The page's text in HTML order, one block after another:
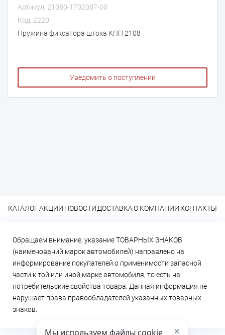
Артикул: 21080-1702087-00
Код: 2220
Пружина фиксатора штока КПП 2108
Уведомить о поступлении
КАТАЛОГАКЦИИ НОВОСТИДОСТАВКА О КОМПАНИИ КОНТАКТЫ
Обращаем внимание, указание ТОВАРНЫХ ЗНАКОВ
(наименований марок автомобилей) направлено на
информирование покупателей о применимости запасной
части к той или иной марке автомобиля, то есть на
потребительские свойства товара. Данная информация не
нарушает права правообладателей указанных товарных
знаков.
Мы используем файлы cookie ×